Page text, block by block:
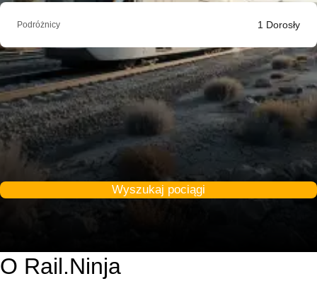
Podróżnicy 1 Dorosły
Wyszukaj pociągi
O Rail.Ninja